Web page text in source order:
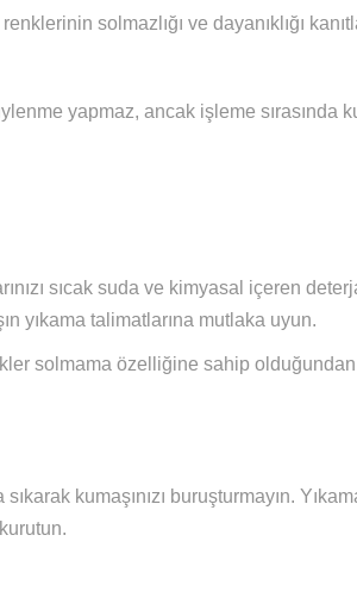
solmazlığı ve dayanıklığı
yapmaz, ancak işleme sırasında
sıcak suda ve kimyasal içeren
yıkama talimatlarına mutlaka uyun.
solmama özelliğine sahip olduğundan
sıkarak kumaşınızı buruşturmayın.